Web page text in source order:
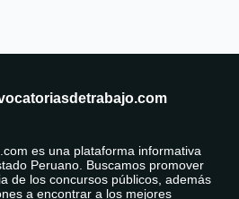
es una plataforma informativa
Peruano. Buscamos promover
de los concursos públicos, además
a encontrar a los mejores